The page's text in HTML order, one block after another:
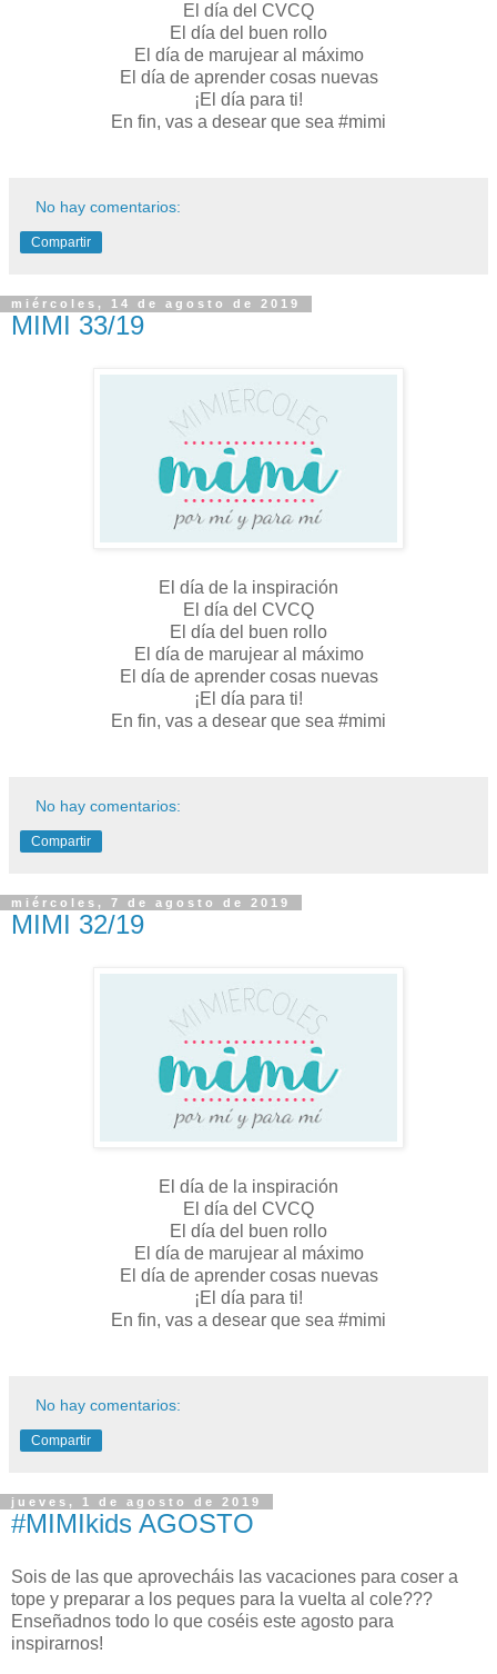
El día del CVCQ
El día del buen rollo
El día de marujear al máximo
El día de aprender cosas nuevas
¡El día para ti!
En fin, vas a desear que sea #mimi
No hay comentarios:
Compartir
miércoles, 14 de agosto de 2019
MIMI 33/19
El día de la inspiración
El día del CVCQ
El día del buen rollo
El día de marujear al máximo
El día de aprender cosas nuevas
¡El día para ti!
En fin, vas a desear que sea #mimi
No hay comentarios:
Compartir
miércoles, 7 de agosto de 2019
MIMI 32/19
El día de la inspiración
El día del CVCQ
El día del buen rollo
El día de marujear al máximo
El día de aprender cosas nuevas
¡El día para ti!
En fin, vas a desear que sea #mimi
No hay comentarios:
Compartir
jueves, 1 de agosto de 2019
#MIMIkids AGOSTO
Sois de las que aprovecháis las vacaciones para coser a
tope y preparar a los peques para la vuelta al cole???
Enseñadnos todo lo que coséis este agosto para
inspirarnos!